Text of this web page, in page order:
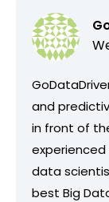
and
in front of
data
best Big